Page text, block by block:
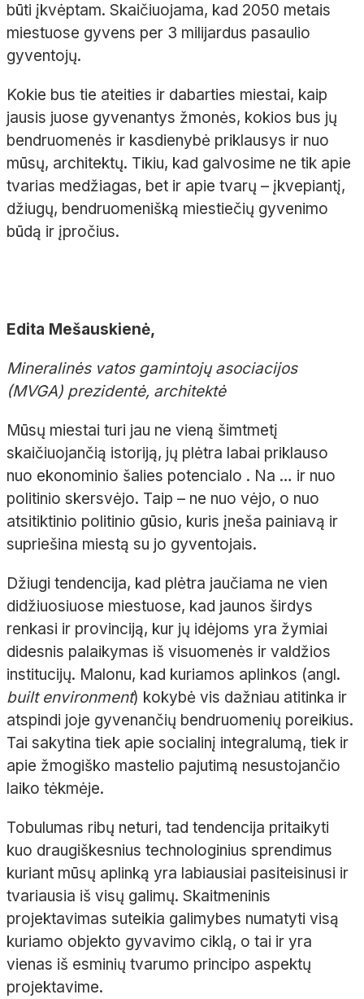
būti įkvėptam. Skaičiuojama, kad 2050 metais
miestuose gyvens per 3 milijardus pasaulio
gyventojų.
Kokie bus tie ateities ir dabarties miestai, kaip
jausis juose gyvenantys žmonės, kokios bus jų
bendruomenės ir kasdienybė priklausys ir nuo
mūsų, architektų. Tikiu, kad galvosime ne tik apie
tvarias medžiagas, bet ir apie tvarų – įkvepiantį,
džiugų, bendruomenišką miestiečių gyvenimo
būdą ir įpročius.
Edita Mešauskienė,
Mineralinės vatos gamintojų asociacijos
(MVGA) prezidentė, architektė
Mūsų miestai turi jau ne vieną šimtmetį
skaičiuojančią istoriją, jų plėtra labai priklauso
nuo ekonominio šalies potencialo . Na … ir nuo
politinio skersvėjo. Taip – ne nuo vėjo, o nuo
atsitiktinio politinio gūsio, kuris įneša painiavą ir
supriešina miestą su jo gyventojais.
Džiugi tendencija, kad plėtra jaučiama ne vien
didžiuosiuose miestuose, kad jaunos širdys
renkasi ir provinciją, kur jų idėjoms yra žymiai
didesnis palaikymas iš visuomenės ir valdžios
institucijų. Malonu, kad kuriamos aplinkos (angl.
built environment) kokybė vis dažniau atitinka ir
atspindi joje gyvenančių bendruomenių poreikius.
Tai sakytina tiek apie socialinį integralumą, tiek ir
apie žmogiško mastelio pajutimą nesustojančio
laiko tėkmėje.
Tobulumas ribų neturi, tad tendencija pritaikyti
kuo draugiškesnius technologinius sprendimus
kuriant mūsų aplinką yra labiausiai pasiteisinusi ir
tvariausia iš visų galimų. Skaitmeninis
projektavimas suteikia galimybes numatyti visą
kuriamo objekto gyvavimo ciklą, o tai ir yra
vienas iš esminių tvarumo principo aspektų
projektavime.